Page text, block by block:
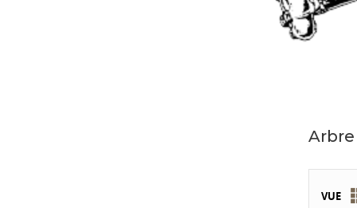
VUE